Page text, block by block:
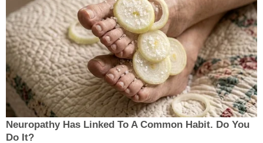
Neuropathy Has Linked To A Common Habit. Do You
Do It?